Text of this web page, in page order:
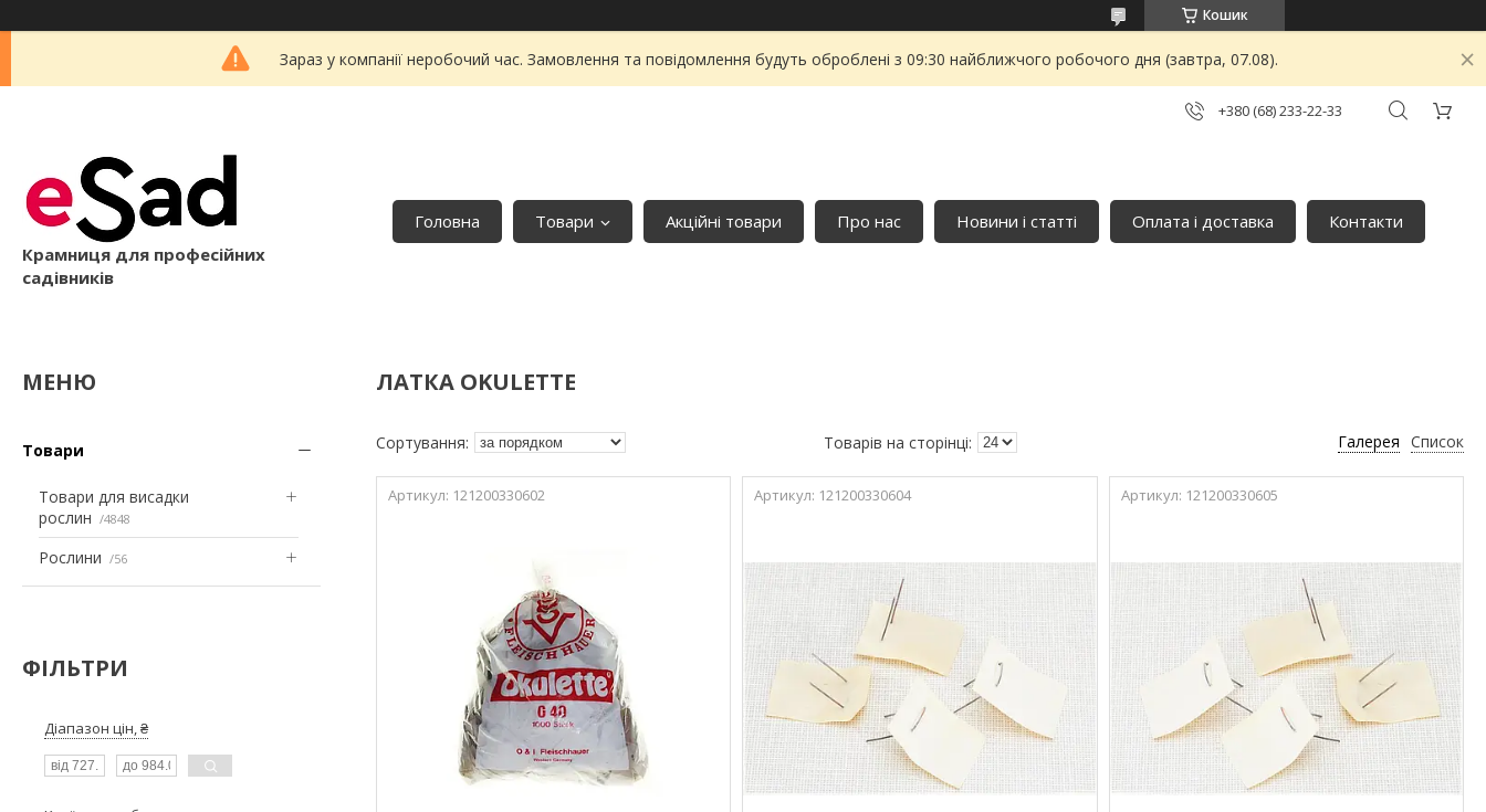
Кошик
Зараз у компанії неробочий час. Замовлення та повідомлення будуть оброблені з 09:30 найближчого робочого дня (завтра, 07.08).
+380 (68) 233-22-33
Крамниця для професійних
садівників
Головна Товари Акційні товари Про нас Новини і статті Оплата і доставка Контакти
Товари
Товари для висадки
рослин
4848
Рослини 56
ФІЛЬТРИ
Діапазон цін, ₴
ЛАТКА OKULETTE
Галерея Список
121200330602 121200330604 121200330605